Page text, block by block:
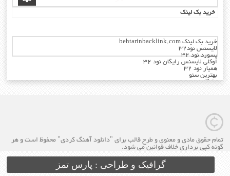
خرید بک لینک
خرید بک لینک behtarinbacklink.com
لایسنس نود32
پسورد نود 32
اوکلی لایسنس رایگان نود 32
همیار نود 32
بهترین سئو
رایگان
تمام حقوق مادی و معنوی و طرح قالب برای "دانلود آهنگ کردی" محفوظ است و هر
گونه کپی برداری خلاف قوانین می شود.
گرافیک و طراحی : پارس تمز